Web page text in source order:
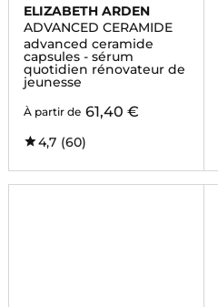
ELIZABETH ARDEN
ADVANCED CERAMIDE
advanced ceramide
capsules - sérum
quotidien rénovateur de
jeunesse
À partir de 61,40 €
4,7 (60)